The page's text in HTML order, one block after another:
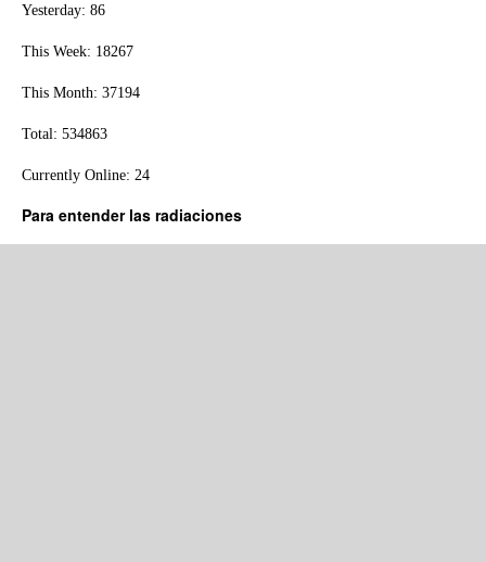
Yesterday: 86
This Week: 18267
This Month: 37194
Total: 534863
Currently Online: 24
Para entender las radiaciones